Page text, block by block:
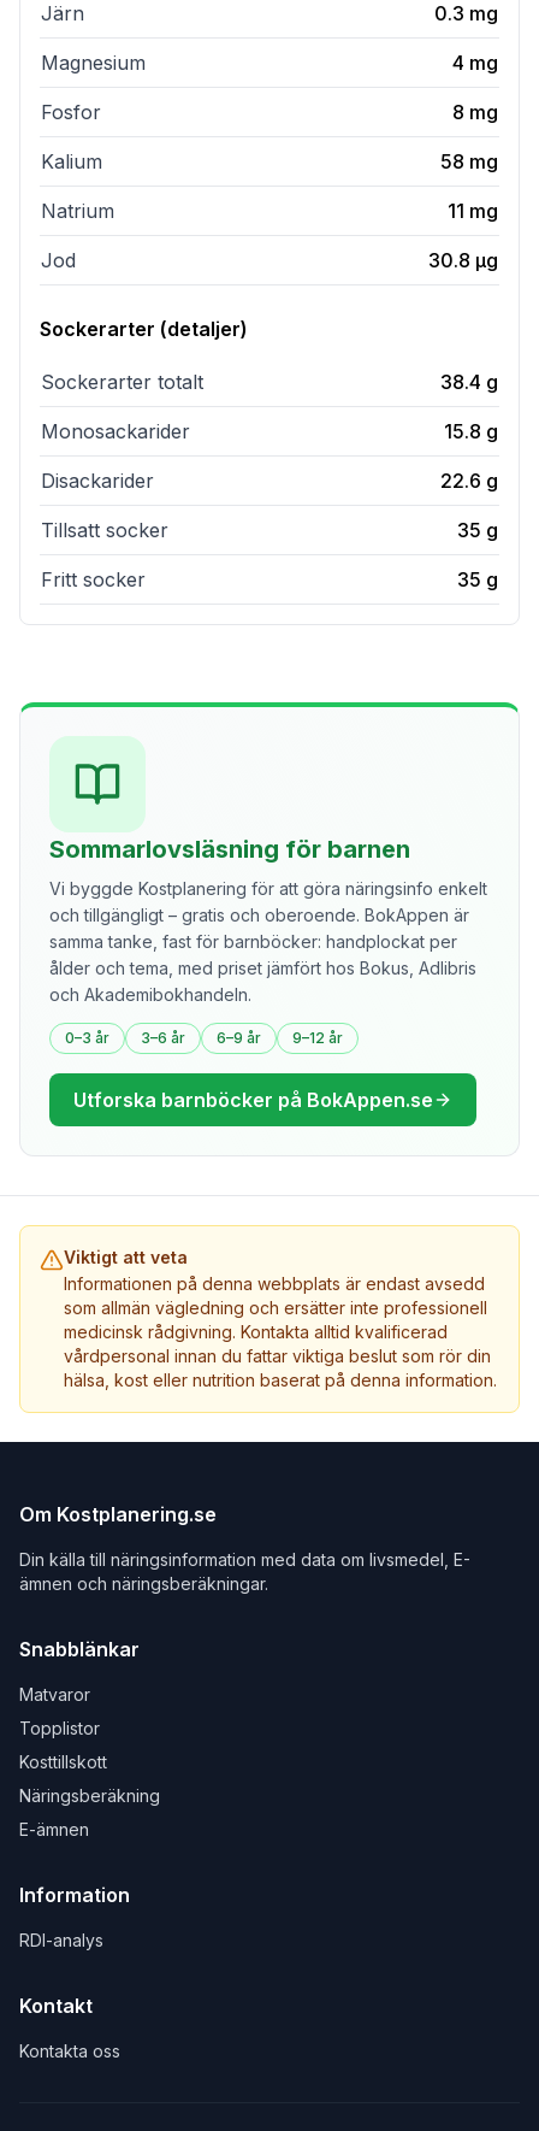
Järn 0.3 mg
Magnesium 4 mg
Fosfor 8 mg
Kalium 58 mg
Natrium 11 mg
Jod 30.8 µg
Sockerarter (detaljer)
Sockerarter totalt 38.4 g
Monosackarider 15.8 g
Disackarider 22.6 g
Tillsatt socker 35 g
Fritt socker 35 g
Sommarlovsläsning för barnen
Vi byggde Kostplanering för att göra näringsinfo enkelt
och tillgängligt – gratis och oberoende. BokAppen är
samma tanke, fast för barnböcker: handplockat per
ålder och tema, med priset jämfört hos Bokus, Adlibris
och Akademibokhandeln.
0–3 år 3–6 år 6–9 år 9–12 år
Utforska barnböcker på BokAppen.se
Viktigt att veta
Informationen på denna webbplats är endast avsedd
som allmän vägledning och ersätter inte professionell
medicinsk rådgivning. Kontakta alltid kvalificerad
vårdpersonal innan du fattar viktiga beslut som rör din
hälsa, kost eller nutrition baserat på denna information.
Om Kostplanering.se
Din källa till näringsinformation med data om livsmedel, E-
ämnen och näringsberäkningar.
Snabblänkar
Matvaror
Topplistor
Kosttillskott
Näringsberäkning
E-ämnen
Information
RDI-analys
Kontakt
Kontakta oss